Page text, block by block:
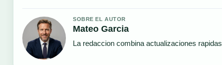
SOBRE EL AUTOR
Mateo Garcia
La redaccion combina actualizaciones